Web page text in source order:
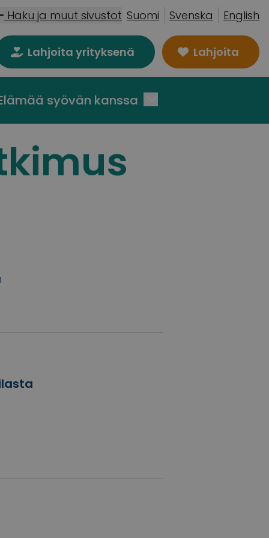
Haku ja muut sivustot Suomi Svenska English
Lahjoita yrityksenä Lahjoita
syövän kanssa